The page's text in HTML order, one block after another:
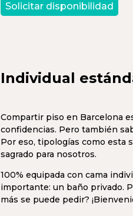
Solicitar disponibilidad
Individual
Compartir piso en Barcelona
confidencias. Pero también
Por eso, tipologías como esta
sagrado para nosotros.
100% equipada con cama
importante: un baño privado.
más se puede pedir?